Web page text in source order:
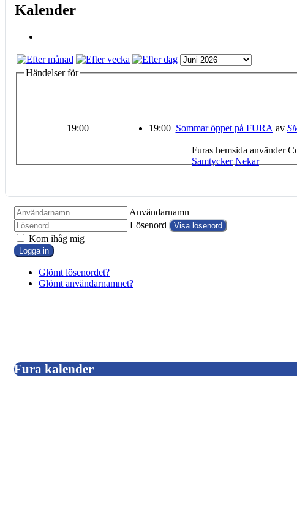
Kalender
Händelser för
19:00 19:00 Sommar öppet på FURA av
Användarnamn
Lösenord
Visa lösenord
Kom ihåg mig
Logga in
Glömt lösenordet?
Glömt användarnamnet?
Fura kalender
Furas hemsida använder
Samtycker Nekar